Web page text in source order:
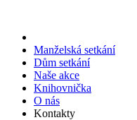
Manželská setkání
Dům setkání
Naše akce
Knihov­nička
O nás
Kontakty